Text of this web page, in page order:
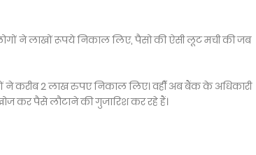
ने लाखों रूपये निकाल लिए, पैसो की ऐसी लूट मची की जब
करीब 2 लाख रुपए निकाल लिए। वहीँ अब बैंक के अधिकारी
कर पैसे लौटाने की गुजारिश कर रहे हैं।